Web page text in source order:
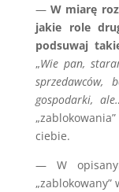
—W miarę
jakie role
podsuwaj
„Wie pan,
gospodarki,
ciebie.
— W
„zablokowany”